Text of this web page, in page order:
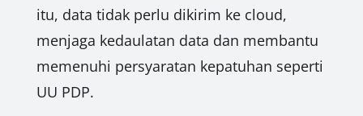
itu, data tidak perlu dikirim ke cloud,
menjaga kedaulatan data dan membantu
memenuhi persyaratan kepatuhan seperti
UU PDP.